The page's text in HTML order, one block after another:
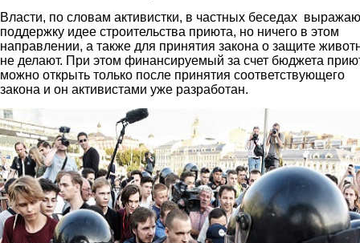
Власти, по словам активистки, в частных беседах
поддержку идее строительства приюта, но ничего в этом
направлении, а также для принятия закона о защите
не делают. При этом финансируемый за счет бюджета
можно открыть только после принятия соответствующего
закона и он активистами уже разработан.
miting3.jpg